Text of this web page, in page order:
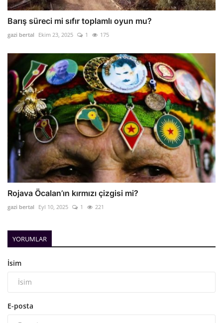
Barış süreci mi sıfır toplamlı oyun mu?
gazi bertal Ekim 23, 2025 1 175
Rojava Öcalan’ın kırmızı çizgisi mi?
gazi bertal Eyl 10, 2025 1 221
YORUMLAR
İsim
E-posta